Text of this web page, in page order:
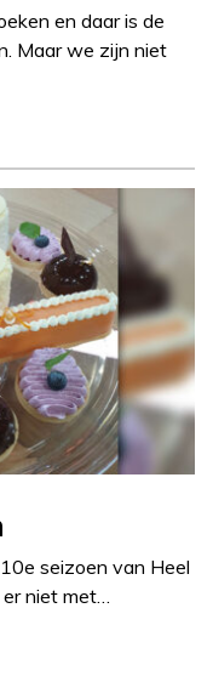
en daar is de
Maar we zijn niet
seizoen van Heel
er niet met…